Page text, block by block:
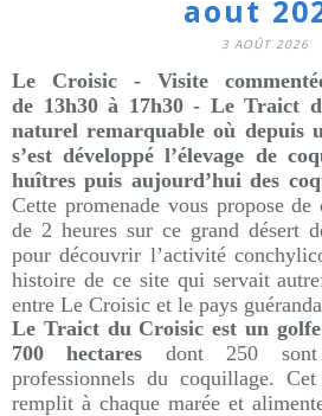
aout
3 AOÛT 2026
Le Croisic - Visite
de 13h30 à 17h30- Le Traict
naturel remarquable où depuis
s’est développé l’élevage de
huîtres puis aujourd’hui des
Cette promenade vous propose de
de 2 heures sur ce grand désert
pour découvrir l’activité
histoire de ce site qui servait
entre Le Croisic et le pays
Le Traict du Croisic est un
700 hectares dont 250 sont
professionnels du coquillage.
remplit à chaque marée et